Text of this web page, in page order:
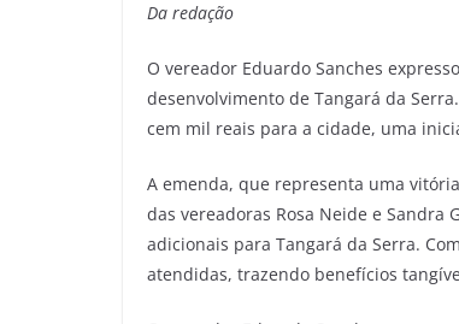
Da redação
O vereador Eduardo Sanches
desenvolvimento de Tangará da
cem mil reais para a cidade, uma
A emenda, que representa uma
das vereadoras Rosa Neide e
adicionais para Tangará da Serra.
atendidas, trazendo benefícios